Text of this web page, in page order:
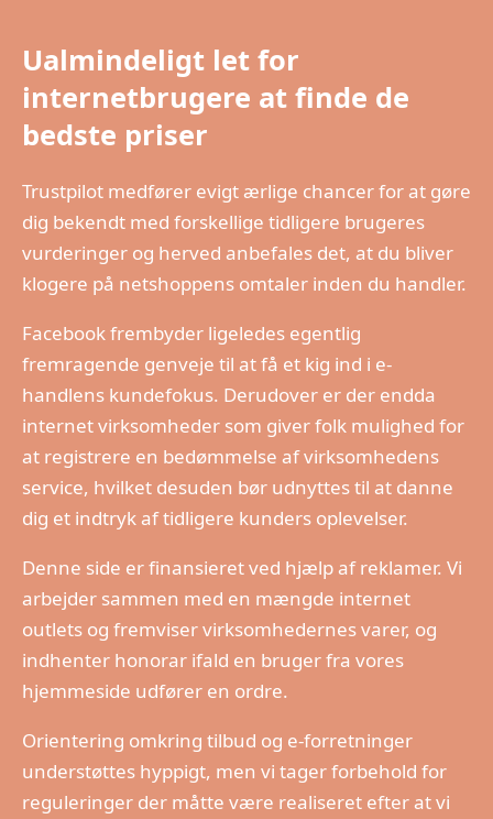
Ualmindeligt let for
internetbrugere at finde de
bedste priser
Trustpilot medfører evigt ærlige chancer for at gøre
dig bekendt med forskellige tidligere brugeres
vurderinger og herved anbefales det, at du bliver
klogere på netshoppens omtaler inden du handler.
Facebook frembyder ligeledes egentlig
fremragende genveje til at få et kig ind i e-
handlens kundefokus. Derudover er der endda
internet virksomheder som giver folk mulighed for
at registrere en bedømmelse af virksomhedens
service, hvilket desuden bør udnyttes til at danne
dig et indtryk af tidligere kunders oplevelser.
Denne side er finansieret ved hjælp af reklamer. Vi
arbejder sammen med en mængde internet
outlets og fremviser virksomhedernes varer, og
indhenter honorar ifald en bruger fra vores
hjemmeside udfører en ordre.
Orientering omkring tilbud og e-forretninger
understøttes hyppigt, men vi tager forbehold for
reguleringer der måtte være realiseret efter at vi